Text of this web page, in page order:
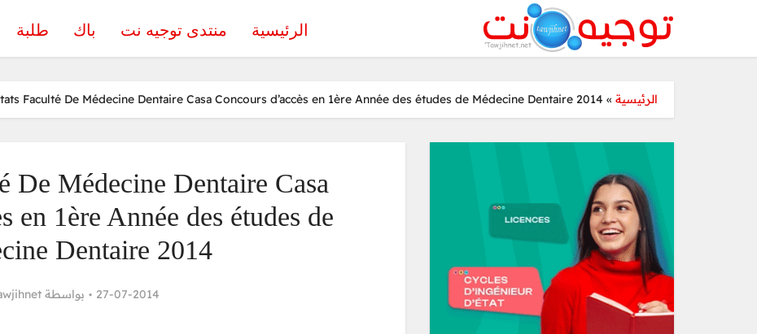
الرئيسية منتدى توجيه نت باك طلبة
الرئيسية »
Faculté De Médecine Dentaire Casa Concours d’accès en 1ère Année des études de Médecine Dentaire 2014
De Médecine Dentaire Casa
en 1ère Année des études de
Dentaire 2014
27-07-2014 بواسطة